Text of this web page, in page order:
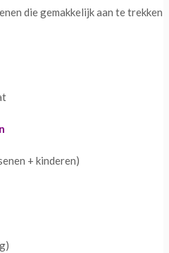
die gemakkelijk aan te trekken
+ kinderen)